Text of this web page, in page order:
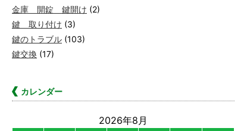
金庫 開錠 鍵開け (2)
鍵 取り付け (3)
鍵のトラブル (103)
鍵交換 (17)
カレンダー
2026年8月